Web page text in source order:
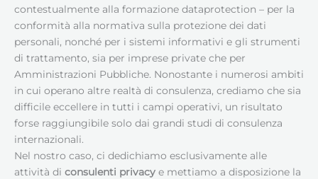
contestualmente alla formazione dataprotection – per la
conformità alla normativa sulla protezione dei dati
personali, nonché per i sistemi informativi e gli strumenti
di trattamento, sia per imprese private che per
Amministrazioni Pubbliche. Nonostante i numerosi ambiti
in cui operano altre realtà di consulenza, crediamo che sia
difficile eccellere in tutti i campi operativi, un risultato
forse raggiungibile solo dai grandi studi di consulenza
internazionali.
Nel nostro caso, ci dedichiamo esclusivamente alle
attività di consulenti privacy e mettiamo a disposizione la